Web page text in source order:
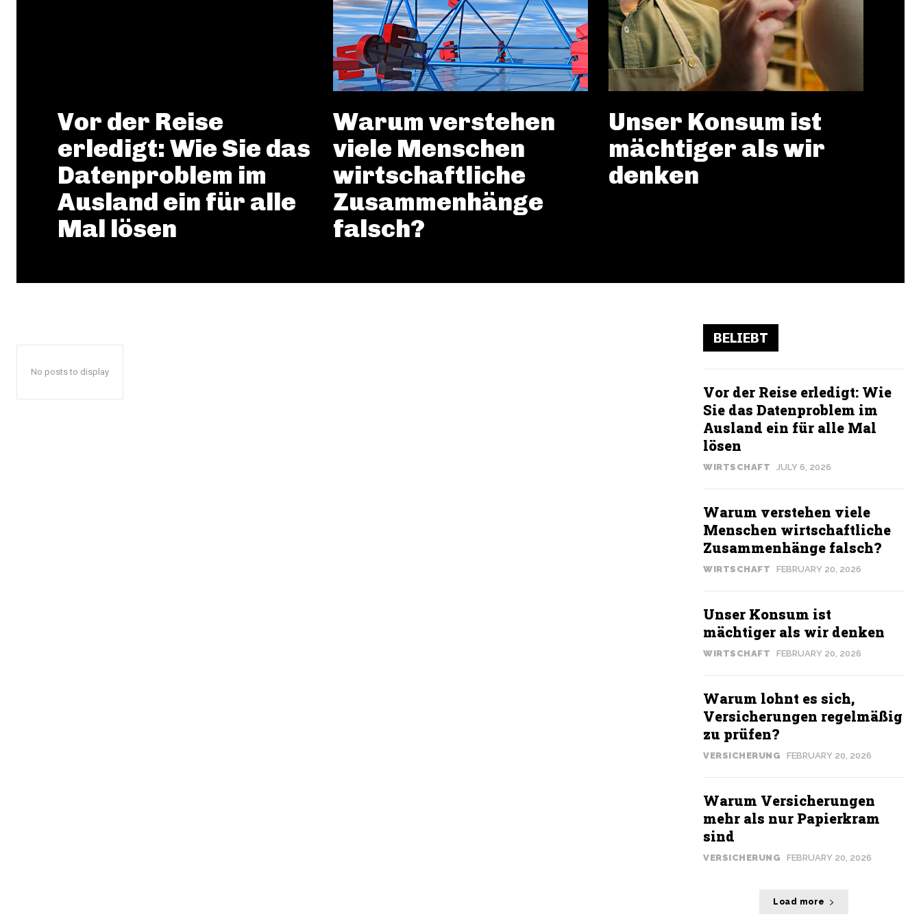
Vor der Reise
erledigt: Wie Sie das
Datenproblem im
Ausland ein für alle
Mal lösen
Warum verstehen
viele Menschen
wirtschaftliche
Zusammenhänge
falsch?
Unser Konsum ist
mächtiger als wir
denken
No posts to display
BELIEBT
Vor der Reise erledigt: Wie
Sie das Datenproblem im
Ausland ein für alle Mal
lösen
WIRTSCHAFT JULY 6, 2026
Warum verstehen viele
Menschen wirtschaftliche
Zusammenhänge falsch?
WIRTSCHAFT FEBRUARY 20, 2026
Unser Konsum ist
mächtiger als wir denken
WIRTSCHAFT FEBRUARY 20, 2026
Warum lohnt es sich,
Versicherungen regelmäßig
zu prüfen?
VERSICHERUNG FEBRUARY 20, 2026
Warum Versicherungen
mehr als nur Papierkram
sind
VERSICHERUNG FEBRUARY 20, 2026
Load more